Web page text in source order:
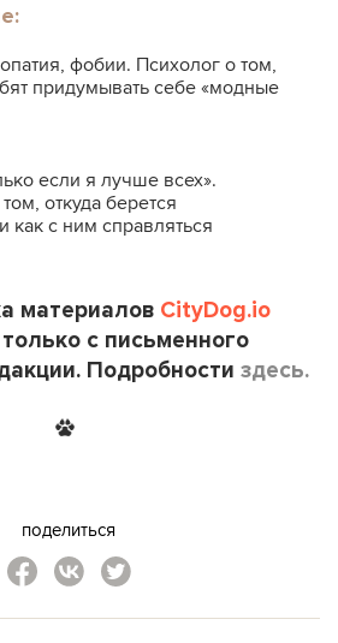
фобии. Психолог о том,
придумывать себе «модные
если я лучше всех».
откуда берется
как с ним справляться
материалов CityDog.io
с письменного
Подробности здесь.
поделиться